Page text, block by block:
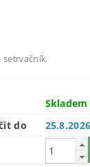
setrvačník.
do
25.8.2026